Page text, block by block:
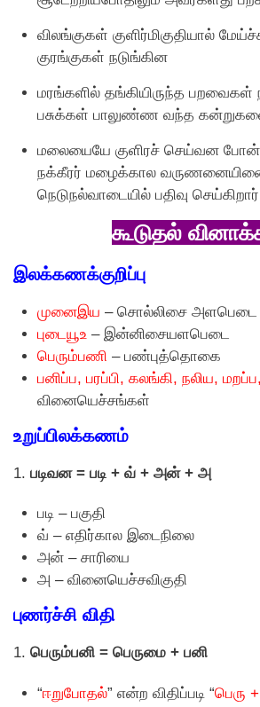
விலங்குகள் குளிர்மிகுதியால்
குரங்குகள் நடுங்கின
மரங்களில் தங்கியிருந்த பறவைகள்
பசுக்கள் பாலுண்ண வந்த
மலையையே குளிரச் செய்வன
நக்கீரர் மழைக்கால
நெடுநல்வாடையில் பதிவு
கூடுதல்
இலக்கணக்குறிப்பு
முனைஇய – சொல்லிசை அளபெடை
புடையூஉ – இன்னிசையளபெடை
பெரும்பணி – பண்புத்தொகை
பனிப்ப, பரப்பி, கலங்கி, நலிய,
வினையெச்சங்கள்
உறுப்பிலக்கணம்
1. படிவன = படி + வ் + அன் + அ
படி – பகுதி
வ் – எதிர்கால இடைநிலை
அன் – சாரியை
அ – வினையெச்சவிகுதி
புணர்ச்சி விதி
1. பெரும்பனி = பெருமை + பனி
“ஈறுபோதல்” என்ற விதிப்படி “பெரு